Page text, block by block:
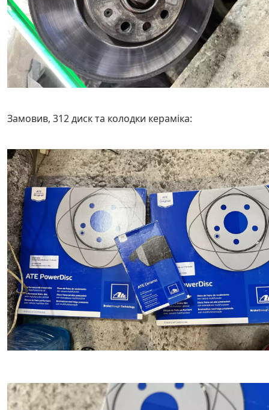
Замовив, 312 диск та колодки кераміка: